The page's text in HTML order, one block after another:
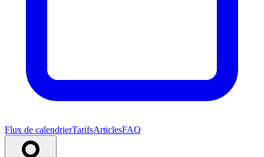
Flux de calendrierTarifsArticlesFAQ